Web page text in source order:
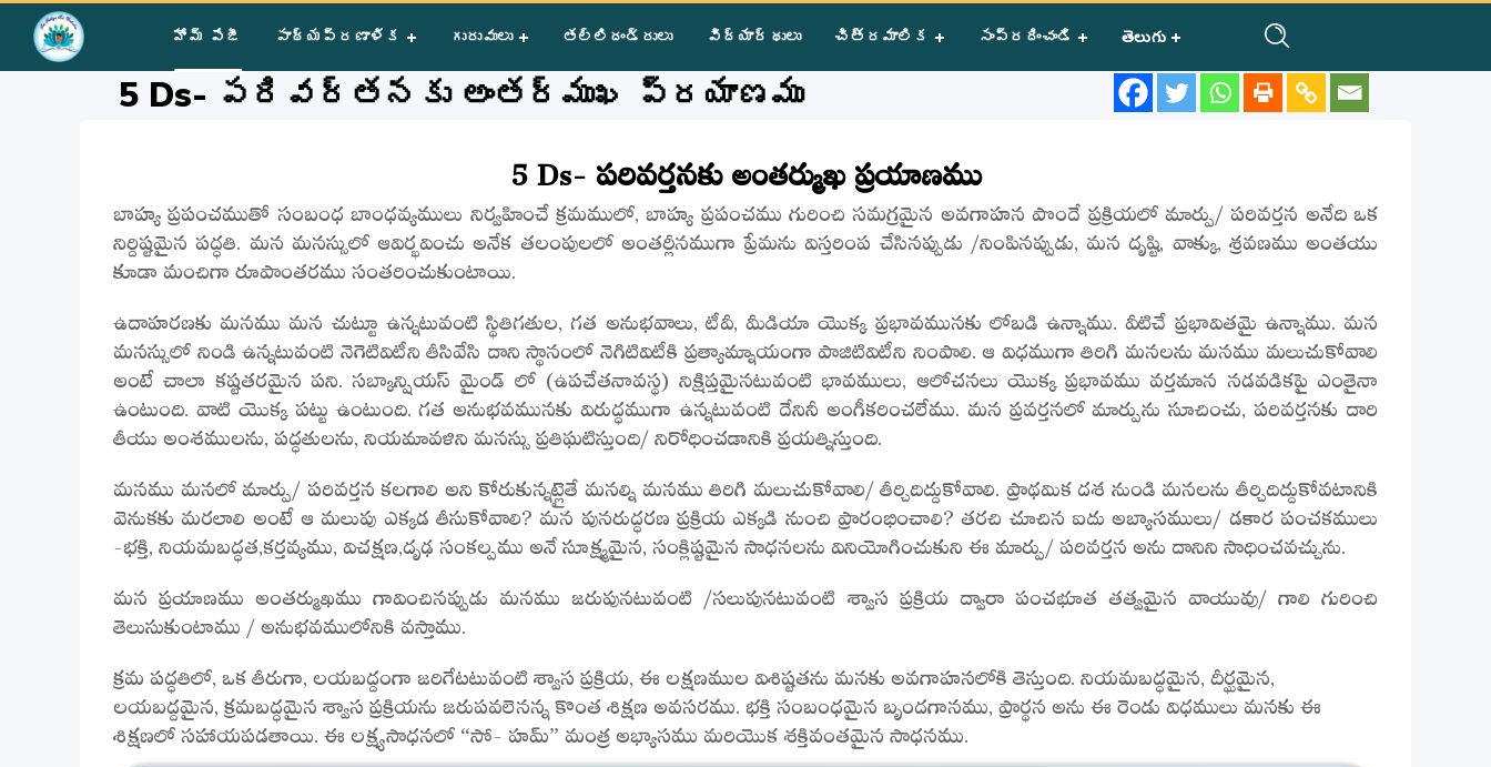
హోమ్ పేజీ పాఠ్యప్రణాళిక గురువులు తల్లిదండ్రులు విద్యార్థులు చిత్రమాలిక సంప్రదించండి తెలుగు
Courses »Group II »Year II» Miscellaneous 5 Ds- పరివర్తనకు అంతర్ముఖ ప్రయాణము
5 Ds- పరివర్తనకు అంతర్ముఖ ప్రయాణము
5 Ds- పరివర్తనకు అంతర్ముఖ ప్రయాణము
బాహ్య ప్రపంచముతో సంబంధ బాంధవ్యములు నిర్వహించే క్రమములో, బాహ్య ప్రపంచము గురించి సమగ్రమైన అవగాహన పొందే ప్రక్రియలో మార్పు/ పరివర్తన అనేది ఒక
నిర్దిష్టమైన పద్ధతి. మన మనస్సులో ఆవిర్భవించు అనేక తలంపులలో అంతర్లీనముగా ప్రేమను విస్తరింప చేసినప్పుడు /నింపినప్పుడు, మన దృష్టి, వాక్కు, శ్రవణము అంతయు
కూడా మంచిగా రూపాంతరము సంతరించుకుంటాయి.
ఉదాహరణకు మనము మన చుట్టూ ఉన్నటువంటి స్థితిగతుల, గత అనుభవాలు, టీవీ, మీడియా యొక్క ప్రభావమునకు లోబడి ఉన్నాము. వీటిచే ప్రభావితమై ఉన్నాము. మన
మనస్సులో నిండి ఉన్నటువంటి నెగెటివిటీని తీసివేసి దాని స్థానంలో నెగిటివిటీకి ప్రత్యామ్నాయంగా పాజిటివిటీని నింపాలి. ఆ విధముగా తిరిగి మనలను మనము మలుచుకోవాలి
అంటే చాలా కష్టతరమైన పని. సబ్కాన్షియస్ మైండ్ లో (ఉపచేతనావస్థ) నిక్షిప్తమైనటువంటి భావములు, ఆలోచనలు యొక్క ప్రభావము వర్తమాన నడవడికపై ఎంతైనా
ఉంటుంది. వాటి యొక్క పట్టు ఉంటుంది. గత అనుభవమునకు విరుద్ధముగా ఉన్నటువంటి దేనినీ అంగీకరించలేము. మన ప్రవర్తనలో మార్పును సూచించు, పరివర్తనకు దారి
తీయు అంశములను, పద్ధతులను, నియమావళిని మనస్సు ప్రతిఘటిస్తుంది/ నిరోధించడానికి ప్రయత్నిస్తుంది.
మనము మనలో మార్పు/ పరివర్తన కలగాలి అని కోరుకున్నట్లైతే మనల్ని మనము తిరిగి మలుచుకోవాలి/ తీర్చిదిద్దుకోవాలి. ప్రాథమిక దశ నుండి మనలను తీర్చిదిద్దుకోవటానికి
వెనుకకు మరలాలి అంటే ఆ మలుపు ఎక్కడ తీసుకోవాలి? మన పునరుద్ధరణ ప్రక్రియ ఎక్కడి నుంచి ప్రారంభించాలి? తరచి చూచిన ఐదు అబ్యాసములు/ డకార పంచకములు
-భక్తి, నియమబద్ధత,కర్తవ్యము, విచక్షణ,దృఢ సంకల్పము అనే సూక్ష్మమైన, సంక్లిష్టమైన సాధనలను వినియోగించుకుని ఈ మార్పు/ పరివర్తన అను దానిని సాధించవచ్చును.
మన ప్రయాణము అంతర్ముఖము గావించినప్పుడు మనము జరుపునటువంటి /సలుపునటువంటి శ్వాస ప్రక్రియ ద్వారా పంచభూత తత్వమైన వాయువు/ గాలి గురించి
తెలుసుకుంటాము / అనుభవములోనికి వస్తాము.
క్రమ పద్ధతిలో, ఒక తీరుగా, లయబద్దంగా జరిగేటటువంటి శ్వాస ప్రక్రియ, ఈ లక్షణముల విశిష్టతను మనకు అవగాహనలోకి తెస్తుంది. నియమబద్ధమైన, దీర్ఘమైన,
లయబద్దమైన, క్రమబద్ధమైన శ్వాస ప్రక్రియను జరుపవలెనన్న కొంత శిక్షణ అవసరము. భక్తి సంబంధమైన బృందగానము, ప్రార్థన అను ఈ రెండు విధములు మనకు ఈ
శిక్షణలో సహాయపడతాయి. ఈ లక్ష్యసాధనలో “సో- హమ్” మంత్ర అభ్యాసము మరియొక శక్తివంతమైన సాధనము.